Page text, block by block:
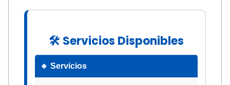
🛠 Servicios Disponibles
🔹 Servicios